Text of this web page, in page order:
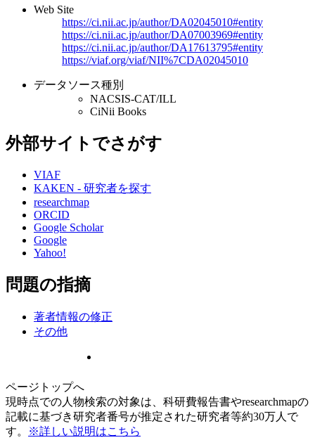
Web Site
https://ci.nii.ac.jp/author/DA02045010#entity
https://ci.nii.ac.jp/author/DA07003969#entity
https://ci.nii.ac.jp/author/DA17613795#entity
https://viaf.org/viaf/NII%7CDA02045010
データソース種別
NACSIS-CAT/ILL
CiNii Books
外部サイトでさがす
VIAF
KAKEN - 研究者を探す
researchmap
ORCID
Google Scholar
Google
Yahoo!
問題の指摘
著者情報の修正
その他
ページトップへ
現時点での人物検索の対象は、科研費報告書やresearchmapの
記載に基づき研究者番号が推定された研究者等約30万人で
す。
※詳しい説明はこちら